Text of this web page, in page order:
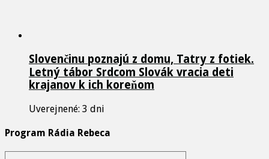
Slovenčinu poznajú z domu, Tatry z fotiek.
Letný tábor Srdcom Slovák vracia deti
krajanov k ich koreňom
Uverejnené: 3 dni
Program Rádia Rebeca